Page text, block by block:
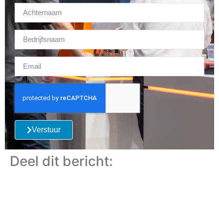
Verstuur
Deel dit bericht: